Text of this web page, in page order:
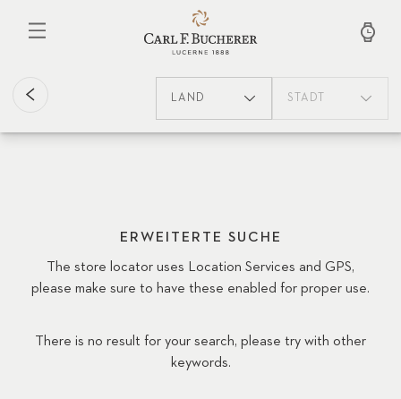
LAND STADT
ERWEITERTE SUCHE
The store locator uses Location Services and GPS,
please make sure to have these enabled for proper use.
There is no result for your search, please try with other
keywords.